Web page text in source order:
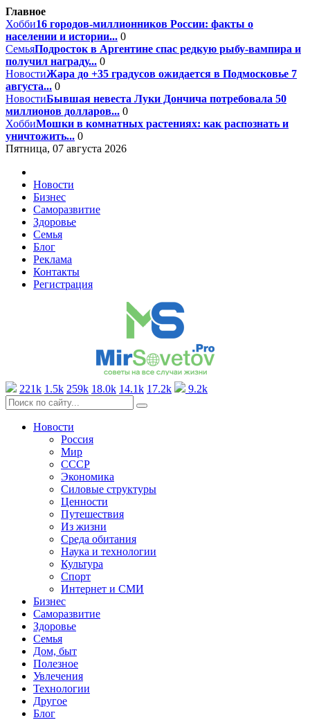
Главное
Хобби16 городов-миллионников России: факты о
населении и истории... 0
СемьяПодросток в Аргентине спас редкую рыбу-вампира и
получил награду... 0
НовостиЖара до +35 градусов ожидается в Подмосковье 7
августа... 0
НовостиБывшая невеста Луки Дончича потребовала 50
миллионов долларов... 0
ХоббиМошки в комнатных растениях: как распознать и
уничтожить... 0
Пятница, 07 августа 2026
Новости
Бизнес
Саморазвитие
Здоровье
Семья
Блог
Реклама
Контакты
Регистрация
221k 1.5k 259k 18.0k 14.1k 17.2k 9.2k
Новости
Россия
Мир
СССР
Экономика
Силовые структуры
Ценности
Путешествия
Из жизни
Среда обитания
Наука и технологии
Культура
Спорт
Интернет и СМИ
Бизнес
Саморазвитие
Здоровье
Семья
Дом, быт
Полезное
Увлечения
Технологии
Другое
Блог